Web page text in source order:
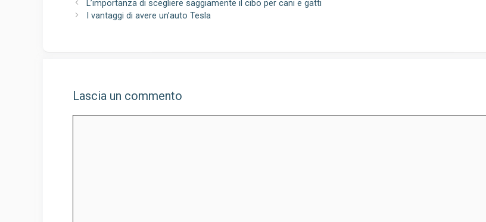
L’importanza di scegliere saggiamente il cibo per cani e gatti
I vantaggi di avere un’auto Tesla
Lascia un commento